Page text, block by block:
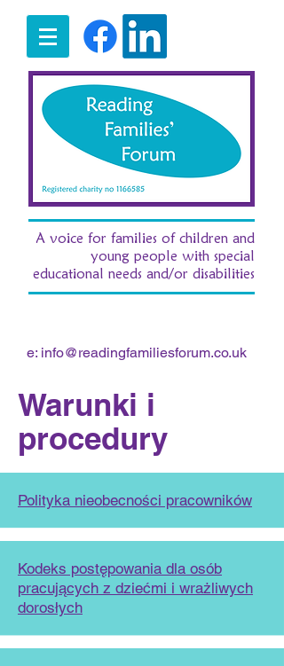
A voice for families of children and
young people with special
educational needs and/or disabilities
e: info@readingfamiliesforum.co.uk
Warunki i
procedury
Polityka nieobecności pracowników
Kodeks postępowania dla osób
pracujących z dziećmi i wrażliwych
dorosłych